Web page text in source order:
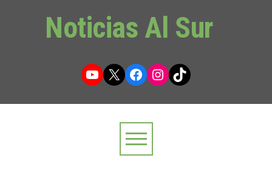
Noticias Al Sur
YouTube
X Facebook
Instagram
TikTok